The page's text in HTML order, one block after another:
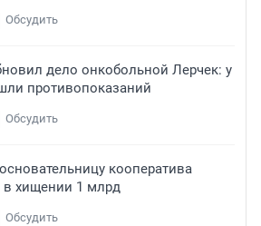
Обсудить
дело онкобольной Лерчек: у
противопоказаний
Обсудить
кооператива
хищении 1 млрд
Обсудить